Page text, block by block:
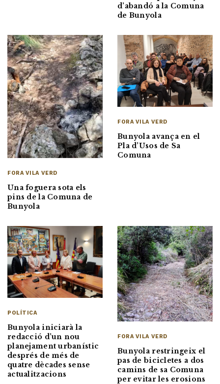
d’abandó a la Comuna
de Bunyola
FORA VILA VERD
Una foguera sota els
pins de la Comuna de
Bunyola
FORA VILA VERD
Bunyola avança en el
Pla d’Usos de Sa
Comuna
POLÍTICA
Bunyola iniciarà la
redacció d’un nou
planejament urbanístic
després de més de
quatre dècades sense
actualitzacions
FORA VILA VERD
Bunyola restringeix el
pas de bicicletes a dos
camins de sa Comuna
per evitar les erosions